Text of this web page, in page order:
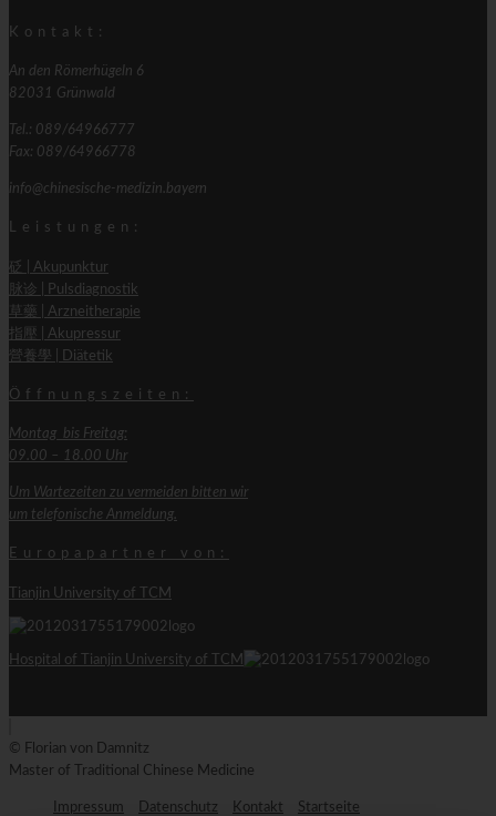
Kontakt:
An den Römerhügeln 6
82031 Grünwald
Tel.: 089/64966777
Fax: 089/64966778
info@chinesische-medizin.bayern
Leistungen:
砭 | Akupunktur
脉诊 | Pulsdiagnostik
草藥 | Arzneitherapie
指壓 | Akupressur
營養學 | Diätetik
Öffnungszeiten:
Montag bis Freitag:
09.00 – 18.00 Uhr
Um Wartezeiten zu vermeiden bitten wir
um telefonische Anmeldung.
Europapartner von:
Tianjin University of TCM
Hospital of Tianjin University of TCM
© Florian von Damnitz
Master of Traditional Chinese Medicine
Impressum Datenschutz Kontakt Startseite